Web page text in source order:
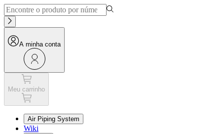
A minha conta
Meu carrinho
Air Piping System
Wiki